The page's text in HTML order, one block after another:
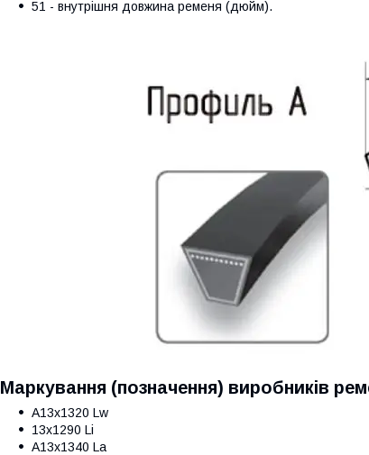
51 - внутрішня довжина ременя (дюйм).
Маркування (позначення) виробників
A13x1320 Lw
13x1290 Li
A13x1340 La